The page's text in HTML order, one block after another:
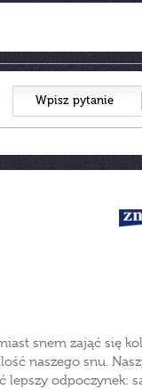
snem zająć się
naszego snu.
lepszy odpoczynek: